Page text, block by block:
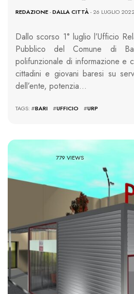
REDAZIONE-DALLA CITTÀ- 26 LUGLIO 2022
Dallo scorso 1° luglio l’Ufficio
Pubblico del Comune di
polifunzionale di informazione e
cittadini e giovani baresi su
dell’ente, potenzia…
TAGS: #BARI #UFFICIO #URP
779 VIEWS